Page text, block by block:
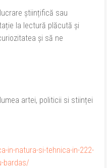
științifică sau
la lectură plăcută și
și să ne
artei, politicii si stiinței
in-natura-si-tehnica-in-222-
bardas/